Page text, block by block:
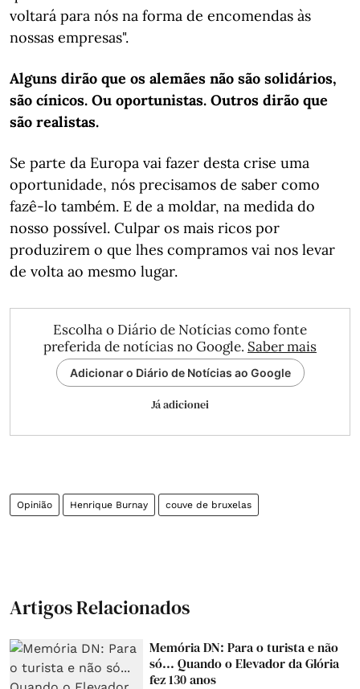
voltará para nós na forma de encomendas às
nossas empresas".
Alguns dirão que os alemães não são solidários,
são cínicos. Ou oportunistas. Outros dirão que
são realistas.
Se parte da Europa vai fazer desta crise uma
oportunidade, nós precisamos de saber como
fazê-lo também. E de a moldar, na medida do
nosso possível. Culpar os mais ricos por
produzirem o que lhes compramos vai nos levar
de volta ao mesmo lugar.
Escolha o Diário de Notícias como fonte
preferida de notícias no Google. Saber mais
Adicionar o Diário de Notícias ao Google
Já adicionei
Opinião Henrique Burnay couve de bruxelas
Artigos Relacionados
Memória DN: Para o turista e não
só... Quando o Elevador da Glória
fez 130 anos